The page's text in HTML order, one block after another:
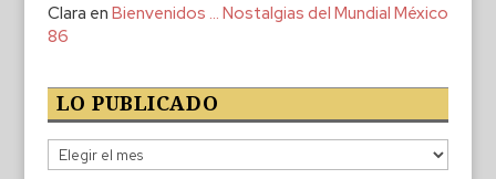
Clara en Bienvenidos … Nostalgias del Mundial México
86
LO PUBLICADO
Lo
publicado